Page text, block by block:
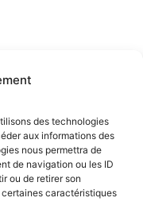
des technologies
aux informations des
nous permettra de
de navigation ou les ID
ou de retirer son
caractéristiques